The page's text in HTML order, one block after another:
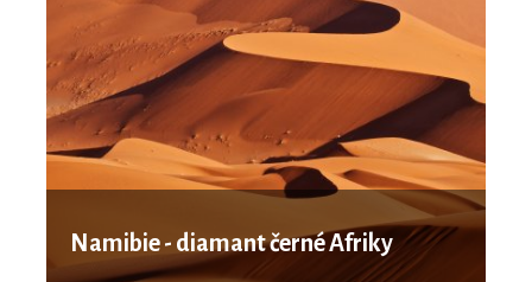
Namibie - diamant černé Afriky